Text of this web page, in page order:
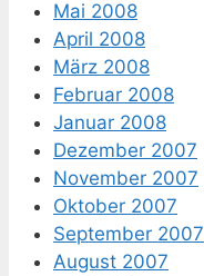
Mai 2008
April 2008
März 2008
Februar 2008
Januar 2008
Dezember 2007
November 2007
Oktober 2007
September 2007
August 2007